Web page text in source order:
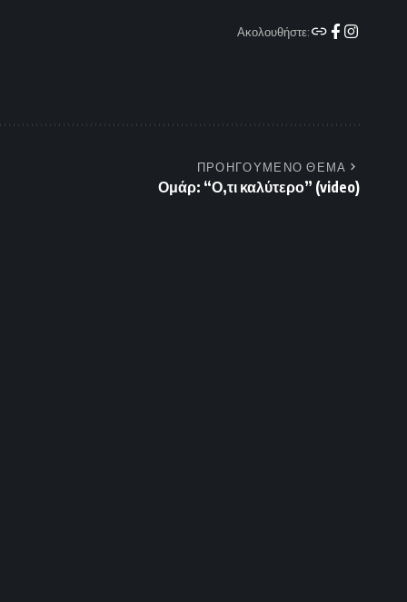
Ακολουθήστε:
ΠΡΟΗΓΟΥΜΕΝΟ ΘΕΜΑ
Ομάρ: “Ο,τι καλύτερο” (video)